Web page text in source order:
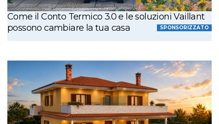
Come il Conto Termico 3.0 e le soluzioni Vaillant
possono cambiare la tua casa
SPONSORIZZATO